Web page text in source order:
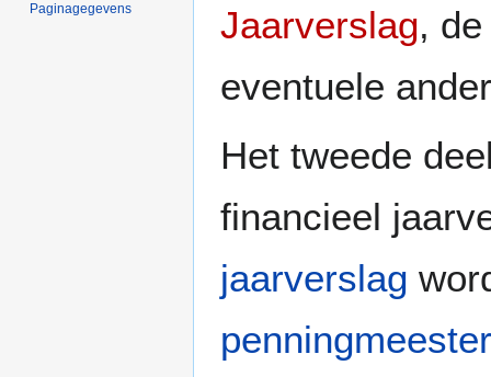
Jaarverslag,
eventuele
Het tweede
financieel
jaarverslag
penningmeester
Paginagegevens